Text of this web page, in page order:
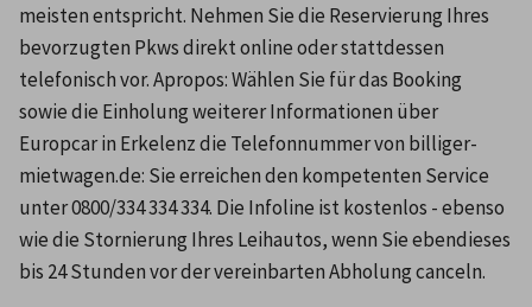
meisten entspricht. Nehmen Sie die Reservierung Ihres
bevorzugten Pkws direkt online oder stattdessen
telefonisch vor. Apropos: Wählen Sie für das Booking
sowie die Einholung weiterer Informationen über
Europcar in Erkelenz die Telefonnummer von billiger-
mietwagen.de: Sie erreichen den kompetenten Service
unter 0800/334 334 334. Die Infoline ist kostenlos - ebenso
wie die Stornierung Ihres Leihautos, wenn Sie ebendieses
bis 24 Stunden vor der vereinbarten Abholung canceln.